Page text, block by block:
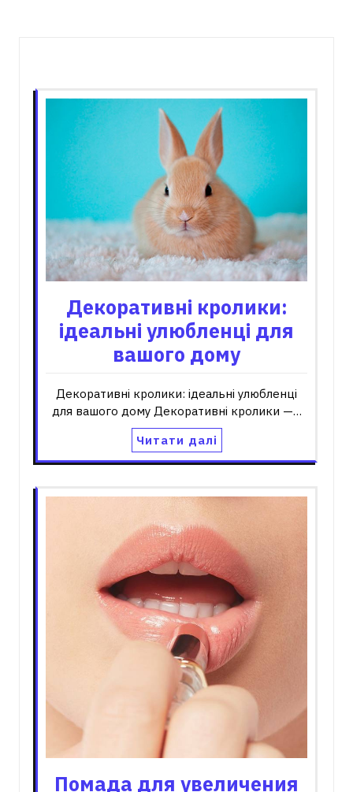
Декоративні кролики:
ідеальні улюбленці для
вашого дому
Декоративні кролики: ідеальні улюбленці
для вашого дому Декоративні кролики —…
Читати далі
Помада для увеличения